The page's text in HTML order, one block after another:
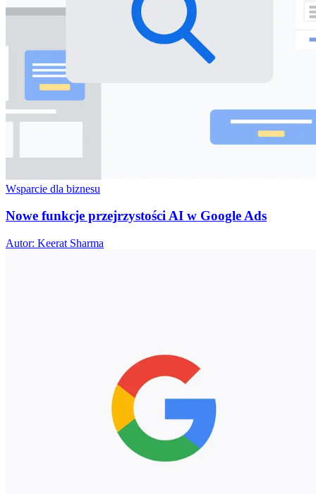
Wsparcie dla biznesu
Nowe funkcje przejrzystości AI w Google Ads
Autor: Keerat Sharma